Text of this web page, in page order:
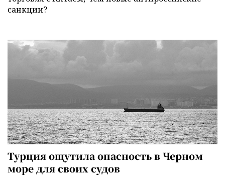
санкции?
Турция ощутила опасность в Черном
море для своих судов